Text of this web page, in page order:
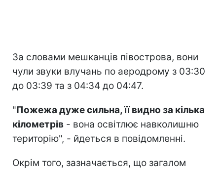
За словами мешканців півострова, вони
чули звуки влучань по аеродрому з 03:30
до 03:39 та з 04:34 до 04:47.
"Пожежа дуже сильна, її видно за кілька
кілометрів - вона освітлює навколишню
територію", - йдеться в повідомленні.
Окрім того, зазначається, що загалом